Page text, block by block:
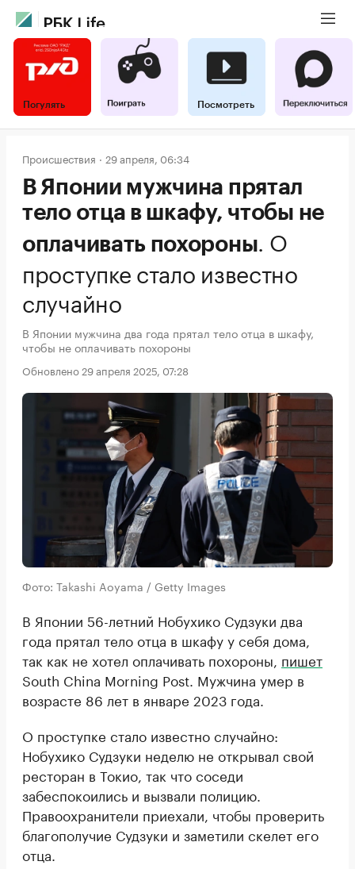
Погулять Посмотреть
Происшествия 29 апреля, 06:34
В Японии мужчина прятал
тело отца в шкафу, чтобы не
оплачивать похороны. О
проступке стало известно
случайно
В Японии мужчина два года прятал тело отца в шкафу,
чтобы не оплачивать похороны
Обновлено 29 апреля 2025, 07:28
Фото: Takashi Aoyama / Getty Images
В Японии 56-летний Нобухико Судзуки два
года прятал тело отца в шкафу у себя дома,
так как не хотел оплачивать похороны, пишет
South China Morning Post. Мужчина умер в
возрасте 86 лет в январе 2023 года.
О проступке стало известно случайно:
Нобухико Судзуки неделю не открывал свой
ресторан в Токио, так что соседи
забеспокоились и вызвали полицию.
Правоохранители приехали, чтобы проверить
благополучие Судзуки и заметили скелет его
отца.